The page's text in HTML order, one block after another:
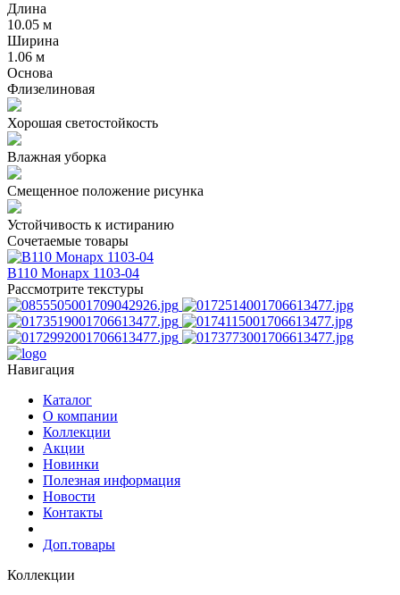
Длина
10.05 м
Ширина
1.06 м
Основа
Флизелиновая
Хорошая светостойкость
Влажная уборка
Смещенное положение рисунка
Устойчивость к истиранию
Сочетаемые товары
В110 Монарх 1103-04
Рассмотрите текстуры
Навигация
Каталог
О компании
Коллекции
Акции
Новинки
Полезная информация
Новости
Контакты
Доп.товары
Коллекции